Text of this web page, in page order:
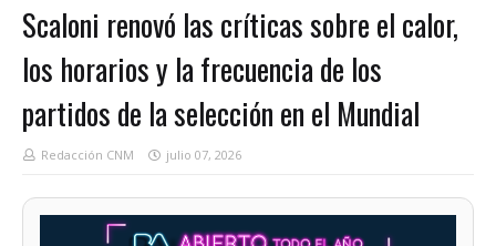
Scaloni renovó las críticas sobre el calor,
los horarios y la frecuencia de los
partidos de la selección en el Mundial
Redacción CNM julio 07, 2026